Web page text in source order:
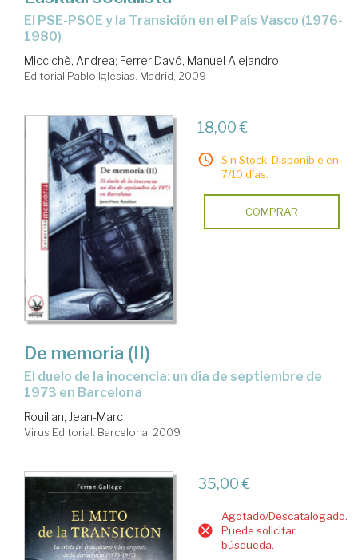
el PSE-PSOE y la Transición en el País Vasco (1976-
1980)
Miccichè, Andrea; Ferrer Davó, Manuel Alejandro
Editorial Pablo Iglesias. Madrid, 2009
18,00 €
Sin Stock. Disponible en
7/10 días.
COMPRAR
De memoria (II)
el duelo de la inocencia: un día de septiembre de
1973 en Barcelona
Rouillan, Jean-Marc
Virus Editorial. Barcelona, 2009
35,00 €
Agotado/Descatalogado.
Puede solicitar
búsqueda.